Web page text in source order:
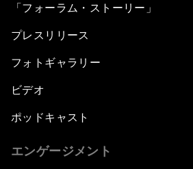
「フォーラム・ストーリー」
プレスリリース
フォトギャラリー
ビデオ
ポッドキャスト
エンゲージメント